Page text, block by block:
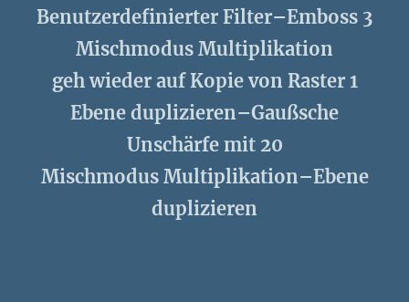
Benutzerdefinierter Filter–Emboss 3
Mischmodus Multiplikation
geh wieder auf Kopie von Raster 1
Ebene duplizieren–Gaußsche
Unschärfe mit 20
Mischmodus Multiplikation–Ebene
duplizieren